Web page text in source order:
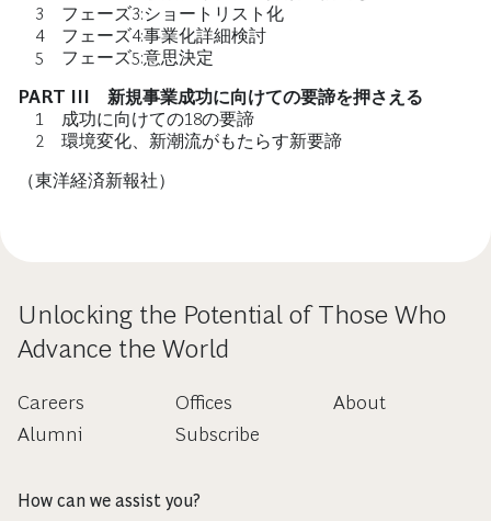
3 フェーズ3:ショートリスト化
4 フェーズ4:事業化詳細検討
5 フェーズ5:意思決定
PART III 新規事業成功に向けての要諦を押さえる
1 成功に向けての18の要諦
2 環境変化、新潮流がもたらす新要諦
（東洋経済新報社）
Unlocking the Potential of Those Who
Advance the World
Careers
Alumni
Offices
Subscribe
About
How can we assist you?